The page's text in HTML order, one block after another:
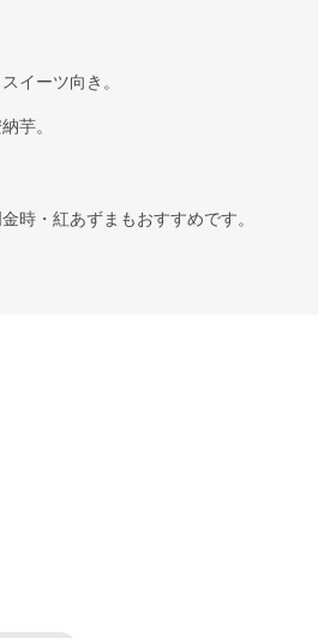
イーツ向き。
芋。
時・紅あずまもおすすめです。